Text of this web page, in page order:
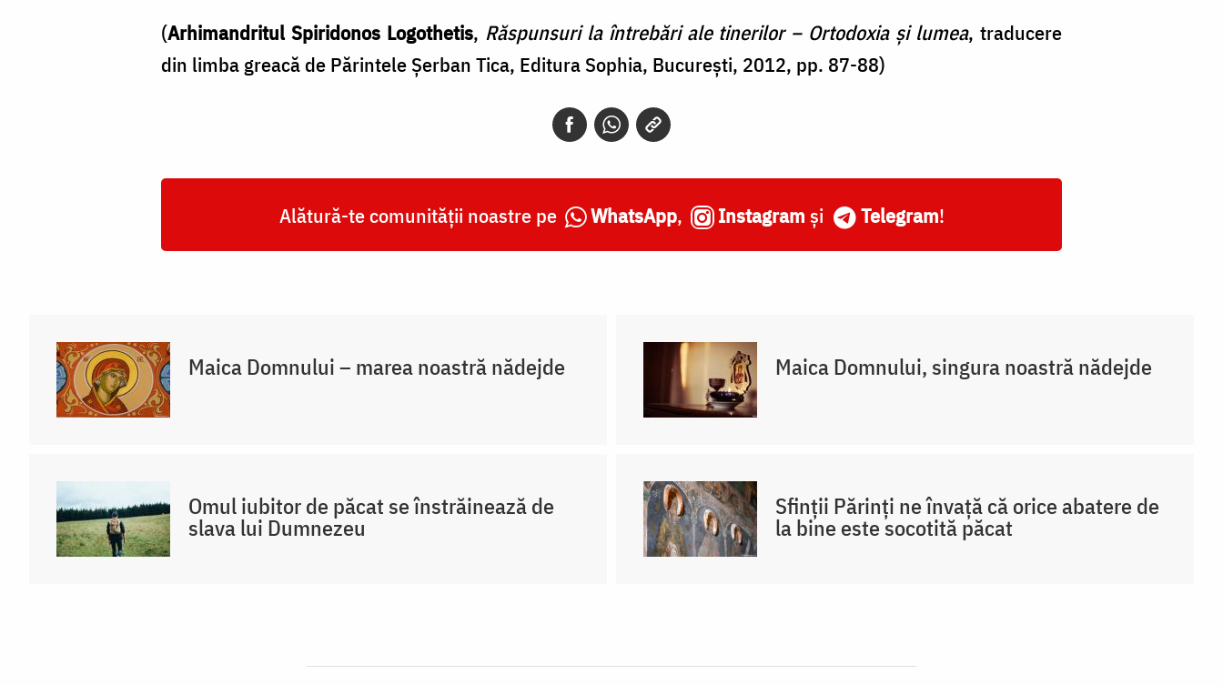
(Arhimandritul Spiridonos Logothetis, Răspunsuri la întrebări ale tinerilor – Ortodoxia și lumea, traducere
din limba greacă de Părintele Șerban Tica, Editura Sophia, București, 2012, pp. 87-88)
Alătură-te comunității noastre pe WhatsApp, Instagram și Telegram!
Maica Domnului – marea noastră nădejde Maica Domnului, singura noastră nădejde
Omul iubitor de păcat se înstrăinează de
slava lui Dumnezeu
Sfinții Părinți ne învață că orice abatere de
la bine este socotită păcat